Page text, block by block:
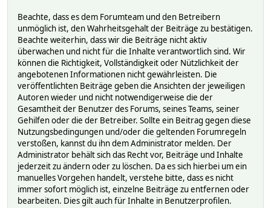
Beachte, dass es dem Forumteam und den Betreibern
unmöglich ist, den Wahrheitsgehalt der Beiträge zu bestätigen.
Beachte weiterhin, dass wir die Beiträge nicht aktiv
überwachen und nicht für die Inhalte verantwortlich sind. Wir
können die Richtigkeit, Vollständigkeit oder Nützlichkeit der
angebotenen Informationen nicht gewährleisten. Die
veröffentlichten Beiträge geben die Ansichten der jeweiligen
Autoren wieder und nicht notwendigerweise die der
Gesamtheit der Benutzer des Forums, seines Teams, seiner
Gehilfen oder die der Betreiber. Sollte ein Beitrag gegen diese
Nutzungsbedingungen und/oder die geltenden Forumregeln
verstoßen, kannst du ihn dem Administrator melden. Der
Administrator behält sich das Recht vor, Beiträge und Inhalte
jederzeit zu ändern oder zu löschen. Da es sich hierbei um ein
manuelles Vorgehen handelt, verstehe bitte, dass es nicht
immer sofort möglich ist, einzelne Beiträge zu entfernen oder
bearbeiten. Dies gilt auch für Inhalte in Benutzerprofilen.